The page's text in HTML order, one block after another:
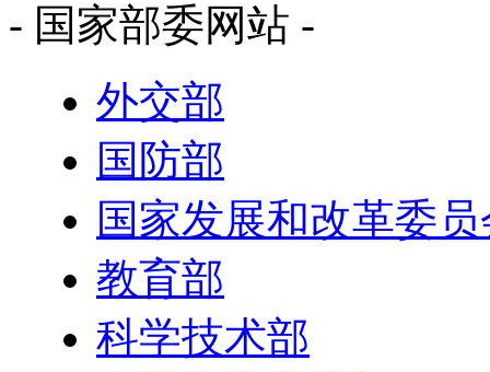
- 国家部委网站 -
外交部
国防部
国家发展和改革委
教育部
科学技术部